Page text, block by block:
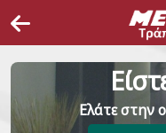
Ελάτε στην